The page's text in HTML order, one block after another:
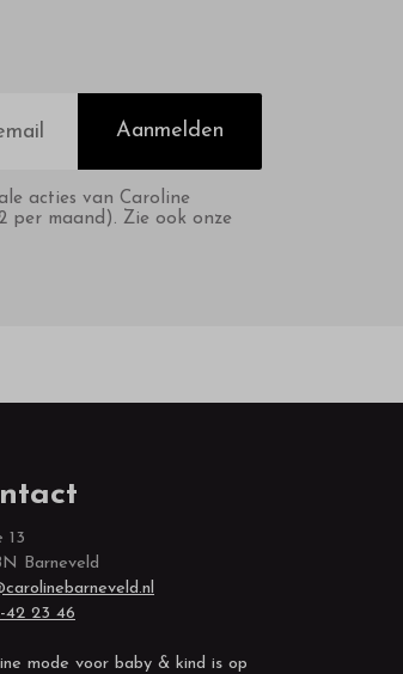
Aanmelden
acties van Caroline
per maand). Zie ook onze
13
Barneveld
42 23 46
mode voor baby & kind is op